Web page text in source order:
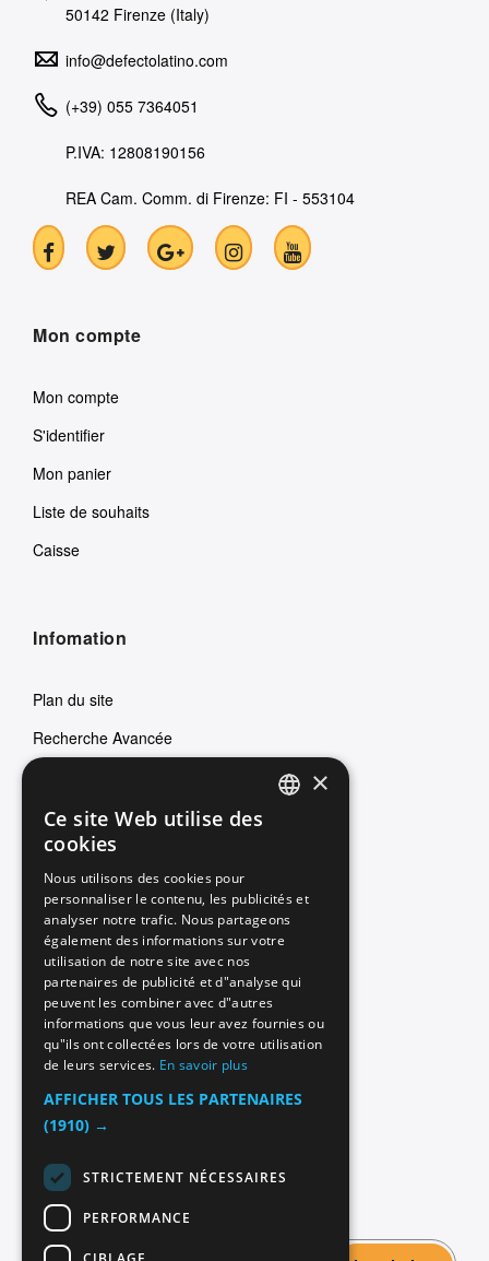
50142 Firenze (Italy)
info@defectolatino.com
(+39) 055 7364051
P.IVA: 12808190156
REA Cam. Comm. di Firenze: FI - 553104
Mon compte
Mon compte
S'identifier
Mon panier
Liste de souhaits
Caisse
Infomation
Plan du site
Recherche Avancée
Livraison et paiements
Contactez nous
Service Clients
Conditions de vente
Conditions d'utilisation
Politique de Cookie
Iscriviti alla nostra newsletter
GERMAN
SPANISH
FRENCH
×
Ce site Web utilise des
cookies
Nous utilisons des cookies pour
personnaliser le contenu, les publicités et
analyser notre trafic. Nous partageons
également des informations sur votre
utilisation de notre site avec nos
partenaires de publicité et d"analyse qui
peuvent les combiner avec d"autres
informations que vous leur avez fournies ou
qu"ils ont collectées lors de votre utilisation
de leurs services. En savoir plus
AFFICHER TOUS LES PARTENAIRES
(1910) →
STRICTEMENT NÉCESSAIRES
PERFORMANCE